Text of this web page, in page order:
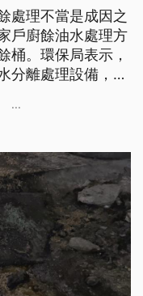
處理不當是成因之
戶廚餘油水處理方
桶。環保局表示，
分離處理設備，小
...